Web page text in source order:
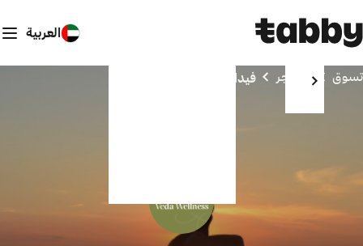
العربية
تسوق المتاجر فيدا ويلنيس